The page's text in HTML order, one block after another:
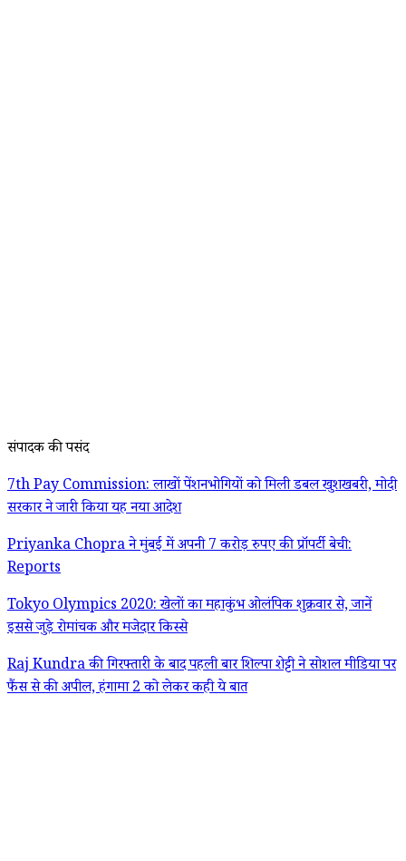
संपादक की पसंद
7th Pay Commission: लाखों पेंशनभोगियों को मिली डबल खुशखबरी, मोदी
सरकार ने जारी किया यह नया आदेश
Priyanka Chopra ने मुंबई में अपनी 7 करोड़ रुपए की प्रॉपर्टी बेची:
Reports
Tokyo Olympics 2020: खेलों का महाकुंभ ओलंपिक शुक्रवार से, जानें
इससे जुड़े रोमांचक और मजेदार किस्से
Raj Kundra की गिरफ्तारी के बाद पहली बार शिल्पा शेट्टी ने सोशल मीडिया पर
फैंस से की अपील, हंगामा 2 को लेकर कही ये बात